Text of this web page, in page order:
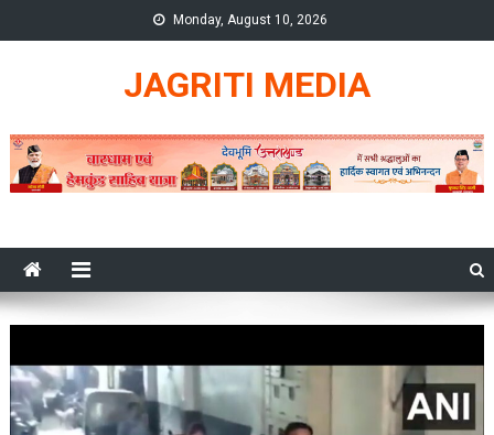
to
Monday, August 10, 2026
JAGRITI MEDIA